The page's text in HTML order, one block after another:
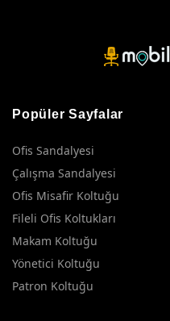
Popüler Sayfalar
Ofis Sandalyesi
Çalışma Sandalyesi
Ofis Misafir Koltuğu
Fileli Ofis Koltukları
Makam Koltuğu
Yönetici Koltuğu
Patron Koltuğu